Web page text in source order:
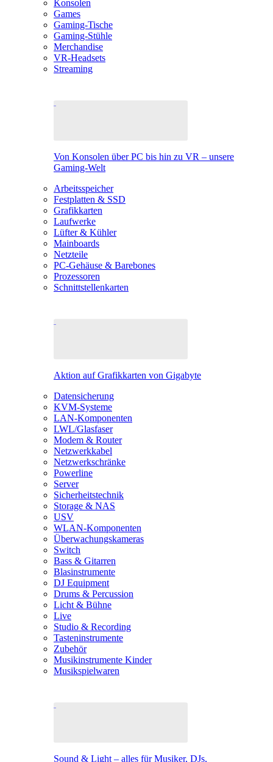
Konsolen
Games
Gaming-Tische
Gaming-Stühle
Merchandise
VR-Headsets
Streaming
Von Konsolen über PC bis hin zu VR – unsere
Gaming-Welt
Arbeitsspeicher
Festplatten & SSD
Grafikkarten
Laufwerke
Lüfter & Kühler
Mainboards
Netzteile
PC-Gehäuse & Barebones
Prozessoren
Schnittstellenkarten
Aktion auf Grafikkarten von Gigabyte
Datensicherung
KVM-Systeme
LAN-Komponenten
LWL/Glasfaser
Modem & Router
Netzwerkkabel
Netzwerkschränke
Powerline
Server
Sicherheitstechnik
Storage & NAS
USV
WLAN-Komponenten
Überwachungskameras
Switch
Bass & Gitarren
Blasinstrumente
DJ Equipment
Drums & Percussion
Licht & Bühne
Live
Studio & Recording
Tasteninstrumente
Zubehör
Musikinstrumente Kinder
Musikspielwaren
Sound & Light – alles für Musiker, DJs,